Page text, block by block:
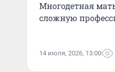
Многодетная
сложную
14 июля, 2026, 13:00